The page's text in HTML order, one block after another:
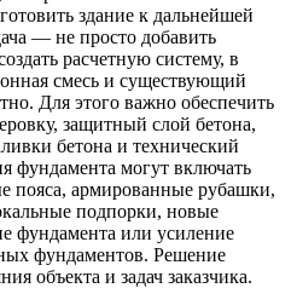
здание к дальнейшей
— не просто добавить
расчетную систему, в
смесь и существующий
Для этого важно обеспечить
защитный слой бетона,
бетона и технический
фундамента могут включать
пояса, армированные рубашки,
подпорки, новые
фундамента или усиление
фундаментов. Решение
объекта и задач заказчика.